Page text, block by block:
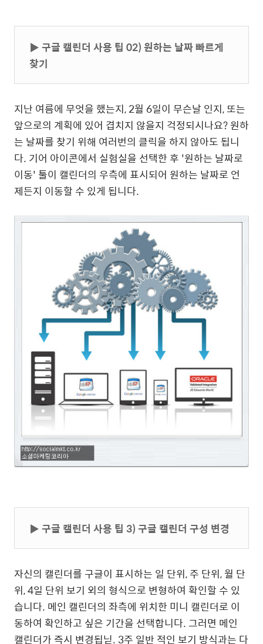
▶구글 캘린더 사용 팁 02) 원하는 날짜 빠르게
찾기
지난 여름에 무엇을 했는지, 2월 6일이 무슨날 인지, 또는
앞으로의 계획에 있어 겹치지 않을지 걱정되시나요? 원하
는 날짜를 찾기 위해 여러번의 클릭을 하지 않아도 됩니
다. 기어 아이콘에서 실험실을 선택한 후 '원하는 날짜로
이동' 툴이 캘린더의 우측에 표시되어 원하는 날짜로 언
제든지 이동할 수 있게 됩니다.
▶구글 캘린더 사용 팁 3) 구글 캘린더 구성 변경
자신의 캘린더를 구글이 표시하는 일 단위, 주 단위, 월 단
위, 4일 단위 보기 외의 형식으로 변형하여 확인할 수 있
습니다. 메인 캘린더의 좌측에 위치한 미니 캘린더로 이
동하여 확인하고 싶은 기간을 선택합니다. 그러면 메인
캘린더가 즉시 변경됩닏. 3주 일반 적인 보기 방식과는 다